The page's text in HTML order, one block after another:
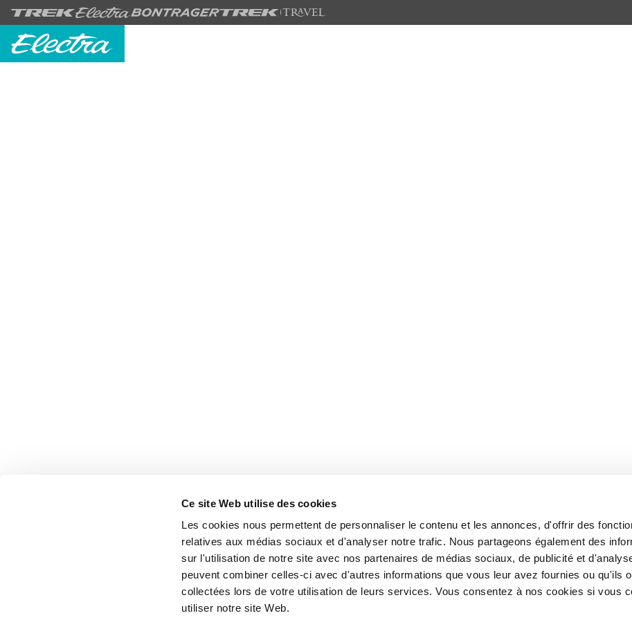
Ce site Web utilise des cookies
Les cookies nous permettent de personnaliser le contenu et les annonces, d'offrir des
relatives aux médias sociaux et d'analyser notre trafic. Nous partageons également des
sur l'utilisation de notre site avec nos partenaires de médias sociaux, de publicité et
peuvent combiner celles-ci avec d'autres informations que vous leur avez fournies ou qu'ils
collectées lors de votre utilisation de leurs services. Vous consentez à nos cookies si vous
utiliser notre site Web.